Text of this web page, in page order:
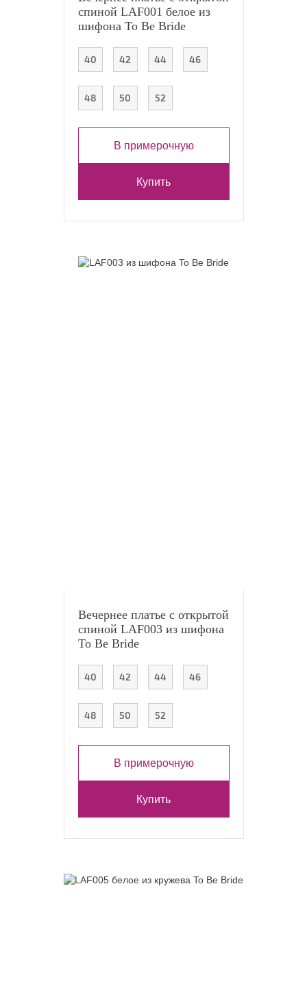
спиной LAF001 белое из
шифона To Be Bride
40 42 44 46
48 50 52
В примерочную
Купить
Вечернее платье с открытой
спиной LAF003 из шифона
To Be Bride
40 42 44 46
48 50 52
В примерочную
Купить